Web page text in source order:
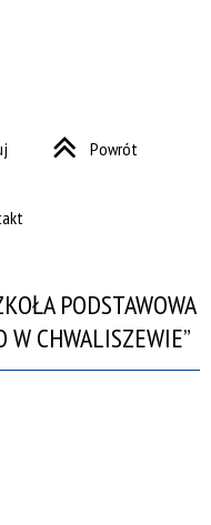
Powrót
PODSTAWOWA
W CHWALISZEWIE”